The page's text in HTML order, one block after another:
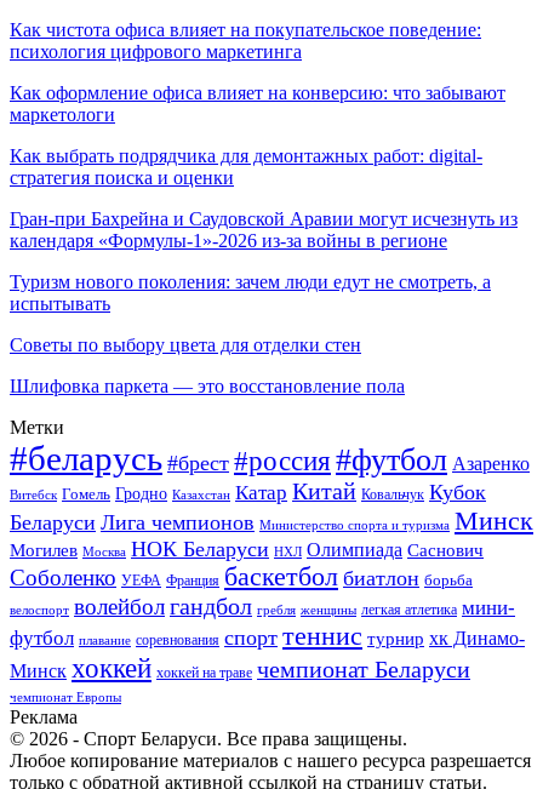
Как чистота офиса влияет на покупательское поведение:
психология цифрового маркетинга
Как оформление офиса влияет на конверсию: что забывают
маркетологи
Как выбрать подрядчика для демонтажных работ: digital-
стратегия поиска и оценки
Гран-при Бахрейна и Саудовской Аравии могут исчезнуть из
календаря «Формулы-1»-2026 из-за войны в регионе
Туризм нового поколения: зачем люди едут не смотреть, а
испытывать
Советы по выбору цвета для отделки стен
Шлифовка паркета — это восстановление пола
Метки
#беларусь #брест #россия#футбол Азаренко
Витебск Гомель Гродно Казахстан Катар Китай Ковальчук Кубок
Беларуси Лига чемпионов Министерство спорта и туризма Минск
Могилев Москва НОК Беларуси НХЛ Олимпиада Саснович
Соболенко УЕФА Франция баскетбол биатлон борьба
велоспорт волейболгандбол гребля женщины легкая атлетика мини-
футбол плавание соревнования спорт теннис турнир хк Динамо-
Минск хоккей хоккей на траве чемпионат Беларуси
чемпионат Европы
Реклама
© 2026 - Спорт Беларуси. Все права защищены.
Любое копирование материалов с нашего ресурса разрешается
только с обратной активной ссылкой на страницу статьи.